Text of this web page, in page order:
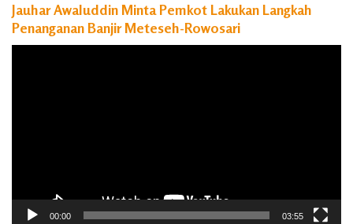
Jauhar Awaluddin Minta Pemkot Lakukan Langkah
Penanganan Banjir Meteseh-Rowosari
00:00 03:55